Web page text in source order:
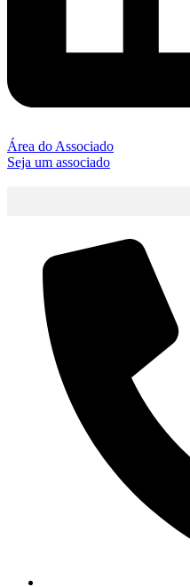
Área do Associado
Seja um associado